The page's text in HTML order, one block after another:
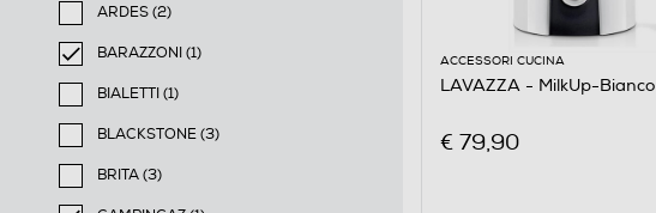
ARDES (2)
Filtra per Marca: ARDES
BARAZZONI (1)
selected Filtro applicato per Marca: BARAZZONI
BIALETTI (1)
Filtra per Marca: BIALETTI
BLACKSTONE (3)
Filtra per Marca: BLACKSTONE
BRITA (3)
Filtra per Marca: BRITA
ACCESSORI CUCINA
LAVAZZA - MilkUp-Bianco
€ 79,90